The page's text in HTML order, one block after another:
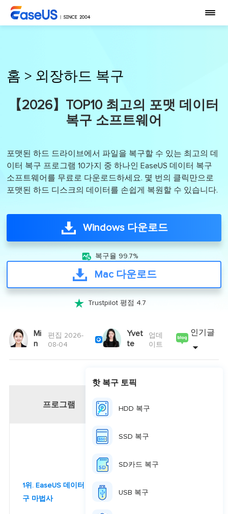
홈 > 외장하드 복구
【2026】TOP10 최고의 포맷 데이터
복구 소프트웨어
포맷된 하드 드라이브에서 파일을 복구할 수 있는 최고의 데
이터 복구 프로그램 10가지 중 하나인 EaseUS 데이터 복구
소프트웨어를 무료로 다운로드하세요. 몇 번의 클릭만으로
포맷된 하드 디스크의 데이터를 손쉽게 복원할 수 있습니다.
Windows 다운로드
 복구율 99.7%
Mac 다운로드
 Trustpilot 평점 4.7
Mi
n
편집 2026-
08-04

Yvet
te
업데
이트
인기글
프로그램
1위. EaseUS 데이터 복
구 마법사
지원
포맷된 하드 드라이브 쉽게 복
핫 복구 토픽
HDD 복구
SSD 복구
SD카드 복구
USB 복구